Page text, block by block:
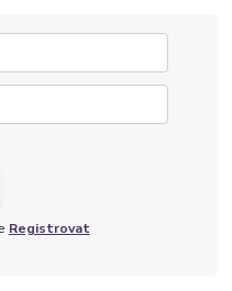
Registrovat